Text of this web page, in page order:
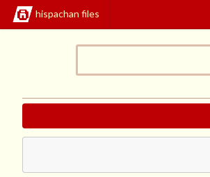
hispachan files